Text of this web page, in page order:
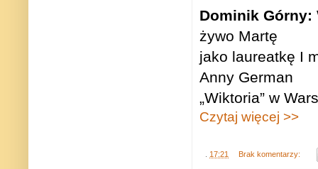
Dominik Górny:
żywo Martę
jako laureatkę I
Anny German
„Wiktoria” w
Czytaj więcej >>
17:21 Brak komentarzy: